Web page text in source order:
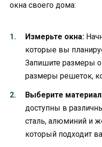
окна своего дома:
Измерьте окна:
которые вы
Запишите размеры
размеры решеток,
Выберите
доступны в
сталь, алюминий и
который подходит